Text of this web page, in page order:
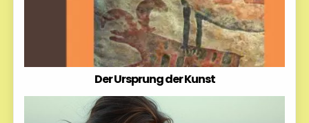
Der Ursprung der Kunst